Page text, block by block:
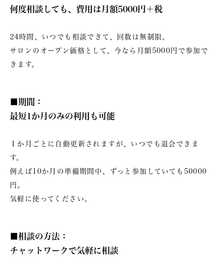
何度相談しても、費用は月額5000円＋税
24時間、いつでも相談できて、回数は無制限。
サロンのオープン価格として、今なら月額5000円で参加で
きます。
■期間：
最短1か月のみの利用も可能
１か月ごとに自動更新されますが、いつでも退会できま
す。
例えば10か月の準備期間中、ずっと参加していても50000
円。
気軽に使ってください。
■相談の方法：
チャットワークで気軽に相談